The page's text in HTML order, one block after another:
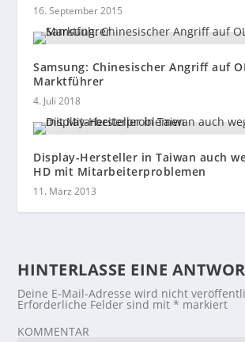
16. September 2015
Samsung: Chinesischer Angriff auf
Marktführer
4. Juli 2018
Display-Hersteller in Taiwan auch
HD mit Mitarbeiterproblemen
11. März 2013
HINTERLASSE EINE
Deine E-Mail-Adresse wird nicht
Erforderliche Felder sind mit* markiert
KOMMENTAR